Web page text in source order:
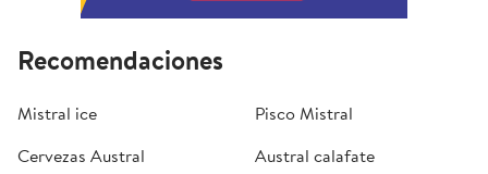
Recomendaciones
Mistral ice
Pisco Mistral
Cervezas Austral
Austral calafate